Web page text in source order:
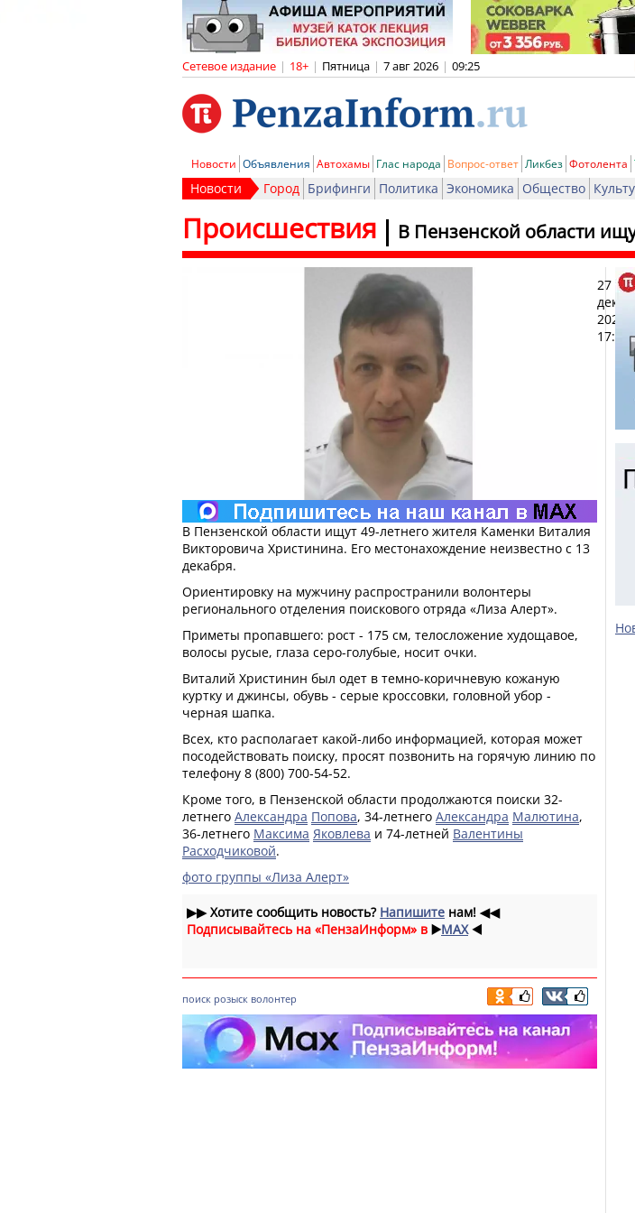
Сетевое издание | 18+ | Пятница | 7 авг 2026 | 09:25
Новости Объявления Автохамы Глас народа Вопрос-ответ Ликбез Фотолента
Новости Город Брифинги Политика Экономика Общество
В Пензенской области
Происшествия
27
2024,
17:59
В Пензенской области ищут 49-летнего жителя Каменки Виталия
Викторовича Христинина. Его местонахождение неизвестно с 13
декабря.
Ориентировку на мужчину распространили волонтеры
регионального отделения поискового отряда «Лиза Алерт».
Приметы пропавшего: рост - 175 см, телосложение худощавое,
волосы русые, глаза серо-голубые, носит очки.
Виталий Христинин был одет в темно-коричневую кожаную
куртку и джинсы, обувь - серые кроссовки, головной убор -
черная шапка.
Всех, кто располагает какой-либо информацией, которая может
посодействовать поиску, просят позвонить на горячую линию по
телефону 8 (800) 700-54-52.
Кроме того, в Пензенской области продолжаются поиски 32-
летнего Александра Попова, 34-летнего Александра Малютина,
36-летнего Максима Яковлева и 74-летней Валентины
Расходчиковой.
фото группы «Лиза Алерт»
▶▶Хотите сообщить новость? Напишите нам! ◀◀
Подписывайтесь на «ПензаИнформ» в ▶️MAX ◀️
поиск розыск волонтер